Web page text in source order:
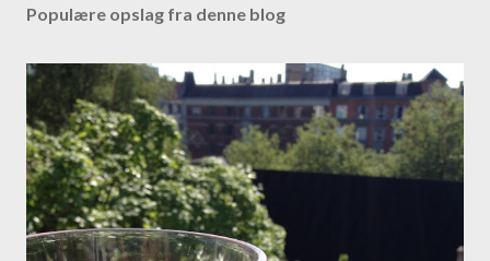
n
n
o
m
m
e
n
t
Populære opslag fra denne blog